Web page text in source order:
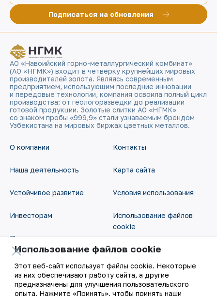
Подписаться на обновления
АО «Навоийский горно-металлургический комбинат»
(АО «НГМК») входит в четвёрку крупнейших мировых
производителей золота. Являясь современным
предприятием, использующим последние инновации
и передовые технологии, компания освоила полный цикл
производства: от геологоразведки до реализации
готовой продукции. Золотые слитки АО «НГМК»
со знаком пробы «999,9» стали узнаваемым брендом
Узбекистана на мировых биржах цветных металлов.
О компании
Наша деятельность
Устойчивое развитие
Инвесторам
Пресс-центр
Цифровое правительство
Контакты
Карта сайта
Условия использования
Использование файлов
cookie
Открытые данные
RSS - лента
Использование файлов cookie
Этот веб-сайт использует файлы cookie. Некоторые
из них обеспечивают работу сайта, а другие
предназначены для улучшения пользовательского
опыта. Нажмите «Принять», чтобы принять наши